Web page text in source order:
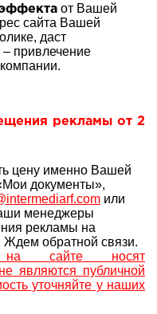
от Вашей
сайта Вашей
даст
привлечение
рекламы от 2
цену именно Вашей
документы»,
или
менеджеры
рекламы на
Ждем обратной связи.
на сайте носят
являются публичной
уточняйте у наших